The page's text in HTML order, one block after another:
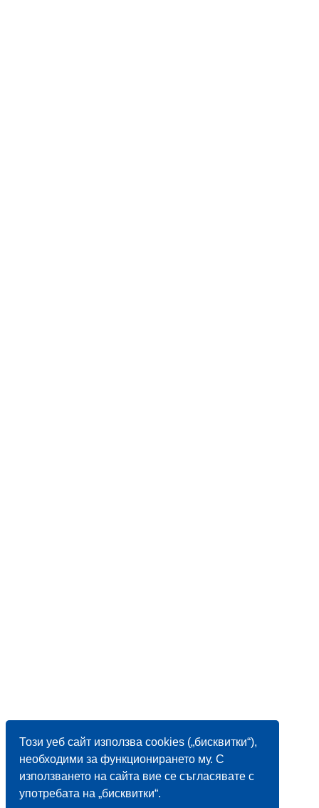
Този уеб сайт използва cookies („бисквитки“),
необходими за функционирането му. С
използването на сайта вие се съгласявате с
употребата на „бисквитки“.